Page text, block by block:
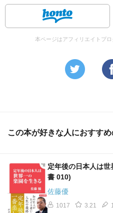
本ページはアフィリエイトプ
この本が好きな人におすす
定年後の日本人は
書 010)
佐藤優
1017 3.21